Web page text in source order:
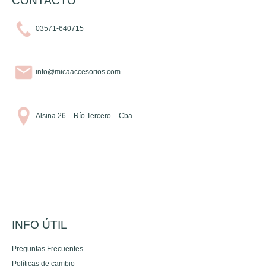
03571-640715
info@micaaccesorios.com
Alsina 26 – Río Tercero – Cba.
INFO ÚTIL
Preguntas Frecuentes
Políticas de cambio